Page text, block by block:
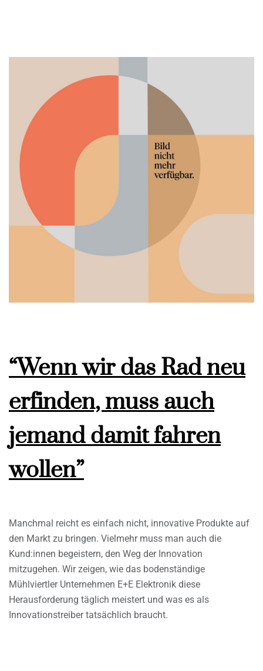
“Wenn wir das Rad neu
erfinden, muss auch
jemand damit fahren
wollen”
Manchmal reicht es einfach nicht, innovative Produkte auf
den Markt zu bringen. Vielmehr muss man auch die
Kund:innen begeistern, den Weg der Innovation
mitzugehen. Wir zeigen, wie das bodenständige
Mühlviertler Unternehmen E+E Elektronik diese
Herausforderung täglich meistert und was es als
Innovationstreiber tatsächlich braucht.